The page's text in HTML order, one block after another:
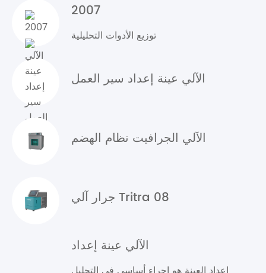
2007
توزيع الأدوات التحليلية
الآلي عينة إعداد سير العمل
الآلي الجرافيت نظام الهضم
جرار آلي Tritra 08
الآلي عينة إعداد